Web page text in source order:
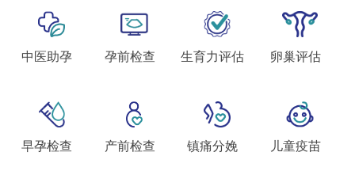
中医助孕 孕前检查 生育力评估 卵巢评估
早孕检查 产前检查 镇痛分娩 儿童疫苗